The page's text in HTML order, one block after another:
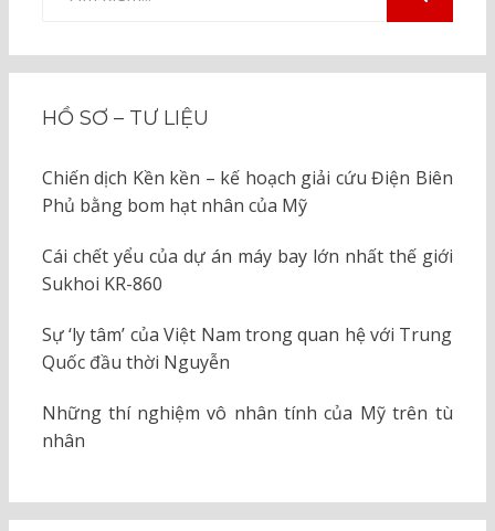
kiếm
HỒ SƠ – TƯ LIỆU
Chiến dịch Kền kền – kế hoạch giải cứu Điện Biên
Phủ bằng bom hạt nhân của Mỹ
Cái chết yểu của dự án máy bay lớn nhất thế giới
Sukhoi KR-860
Sự ‘ly tâm’ của Việt Nam trong quan hệ với Trung
Quốc đầu thời Nguyễn
Những thí nghiệm vô nhân tính của Mỹ trên tù
nhân